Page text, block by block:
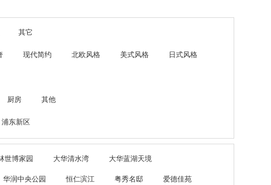
其它
现代简约 北欧风格 美式风格 日式风格
厨房 其他
浦东新区
世博家园 大华清水湾 大华蓝湖天境
华润中央公园 恒仁滨江 粤秀名邸 爱德佳苑